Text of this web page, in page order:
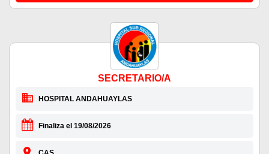
SECRETARIO/A
HOSPITAL ANDAHUAYLAS
Finaliza el 19/08/2026